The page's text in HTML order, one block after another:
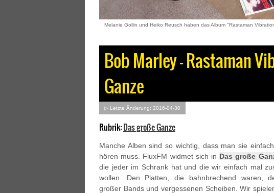
Melanie Gollin und Heiko Reusch haben das Album "Rastaman
Bob Marley – Rastaman
Ganze
▷ Letzte Änderung: 2016-04-30
Rubrik:Das große Ganze
Manche Alben sind so wichtig, dass man sie
hören muss. FluxFM widmet sich in Das große
die jeder im Schrank hat und die wir einfach mal
wollen. Den Platten, die bahnbrechend waren,
großer Bands und vergessenen Scheiben. Wir